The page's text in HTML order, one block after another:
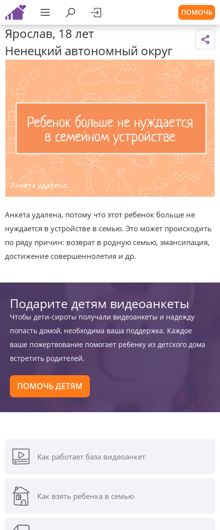
ПОМОЧЬ
Ярослав, 18 лет
Ненецкий автономный округ
Анкета удалена.
Анкета удалена, потому что этот ребенок больше не
нуждается в устройстве в семью. Это может происходить
по ряду причин: возврат в родную семью, эмансипация,
достижение совершеннолетия и др.
Подарите детям видеоанкеты
Чтобы дети-сироты получали видеоанкеты и надежду
попасть домой, необходима ваша поддержка. Каждое
ваше пожертвование помогает ребенку из детского дома
встретить родителей.
ПОМОЧЬ ДЕТЯМ
Как работает база видеоанкет
Как взять ребенка в семью